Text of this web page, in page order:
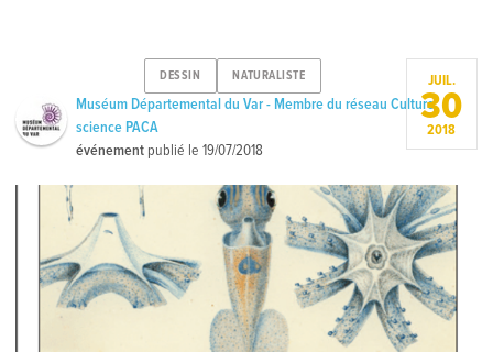
DESSIN NATURALISTE
Muséum Départemental du Var - Membre du réseau Culture
science PACA
événement publié le19/07/2018
JUIL.
30
2018